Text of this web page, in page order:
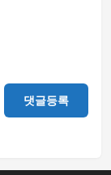
댓글등록